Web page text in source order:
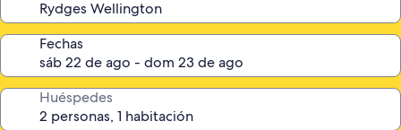
Fechas
Huéspedes